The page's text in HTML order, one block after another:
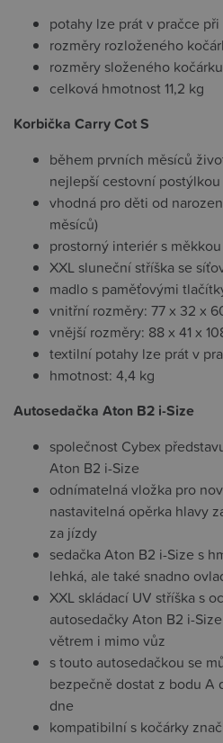
potahy lze prát v pračce
rozměry rozloženého
rozměry složeného
celková hmotnost 11,2 kg
Korbička Carry Cot S
během prvních měsíců
nejlepší cestovní postýlkou
vhodná pro děti od
měsíců)
prostorný interiér s
XXL sluneční stříška se
madlo s paměťovými
vnitřní rozměry: 77 x 32 x
vnější rozměry: 88 x 41 x
textilní potahy lze prát v
hmotnost: 4,4 kg
Autosedačka Aton B2 i-Size
společnost Cybex
Aton B2 i-Size
odnímatelná vložka pro
nastavitelná opěrka hlavy
za jízdy
sedačka Aton B2 i-Size s
lehká, ale také snadno
XXL skládací UV stříška s
autosedačky Aton B2 i-
větrem i mimo vůz
s touto autosedačkou se
bezpečně dostat z bodu A
dne
kompatibilní s kočárky